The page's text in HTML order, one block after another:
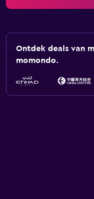
Ontdek deals van
momondo.